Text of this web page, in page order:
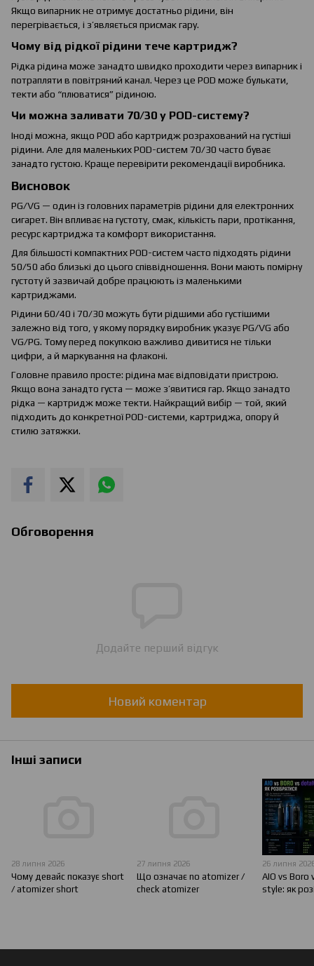
Якщо випарник не отримує достатньо рідини, він
перегрівається, і з’являється присмак гару.
Чому від рідкої рідини тече картридж?
Рідка рідина може занадто швидко проходити через випарник і
потрапляти в повітряний канал. Через це POD може булькати,
текти або “плюватися” рідиною.
Чи можна заливати 70/30 у POD-систему?
Іноді можна, якщо POD або картридж розрахований на густіші
рідини. Але для маленьких POD-систем 70/30 часто буває
занадто густою. Краще перевірити рекомендації виробника.
Висновок
PG/VG — один із головних параметрів рідини для електронних
сигарет. Він впливає на густоту, смак, кількість пари, протікання,
ресурс картриджа та комфорт використання.
Для більшості компактних POD-систем часто підходять рідини
50/50 або близькі до цього співвідношення. Вони мають помірну
густоту й зазвичай добре працюють із маленькими
картриджами.
Рідини 60/40 і 70/30 можуть бути рідшими або густішими
залежно від того, у якому порядку виробник указує PG/VG або
VG/PG. Тому перед покупкою важливо дивитися не тільки
цифри, а й маркування на флаконі.
Головне правило просте: рідина має відповідати пристрою.
Якщо вона занадто густа — може з’явитися гар. Якщо занадто
рідка — картридж може текти. Найкращий вибір — той, який
підходить до конкретної POD-системи, картриджа, опору й
стилю затяжки.
Обговорення
Додайте перший відгук
Новий коментар
Інші записи
28 липня 2026
Чому девайс показує short
/ atomizer short
27 липня 2026
Що означає no atomizer /
check atomizer
26 липня
AIO vs Boro
style: як